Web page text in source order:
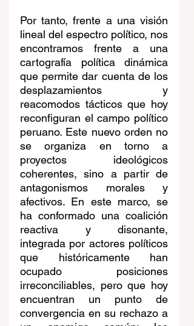
Por tanto, frente a una visión
lineal del espectro político, nos
encontramos frente a una
cartografía política dinámica
que permite dar cuenta de los
desplazamientos y
reacomodos tácticos que hoy
reconfiguran el campo político
peruano. Este nuevo orden no
se organiza en torno a
proyectos ideológicos
coherentes, sino a partir de
antagonismos morales y
afectivos. En este marco, se
ha conformado una coalición
reactiva y disonante,
integrada por actores políticos
que históricamente han
ocupado posiciones
irreconciliables, pero que hoy
encuentran un punto de
convergencia en su rechazo a